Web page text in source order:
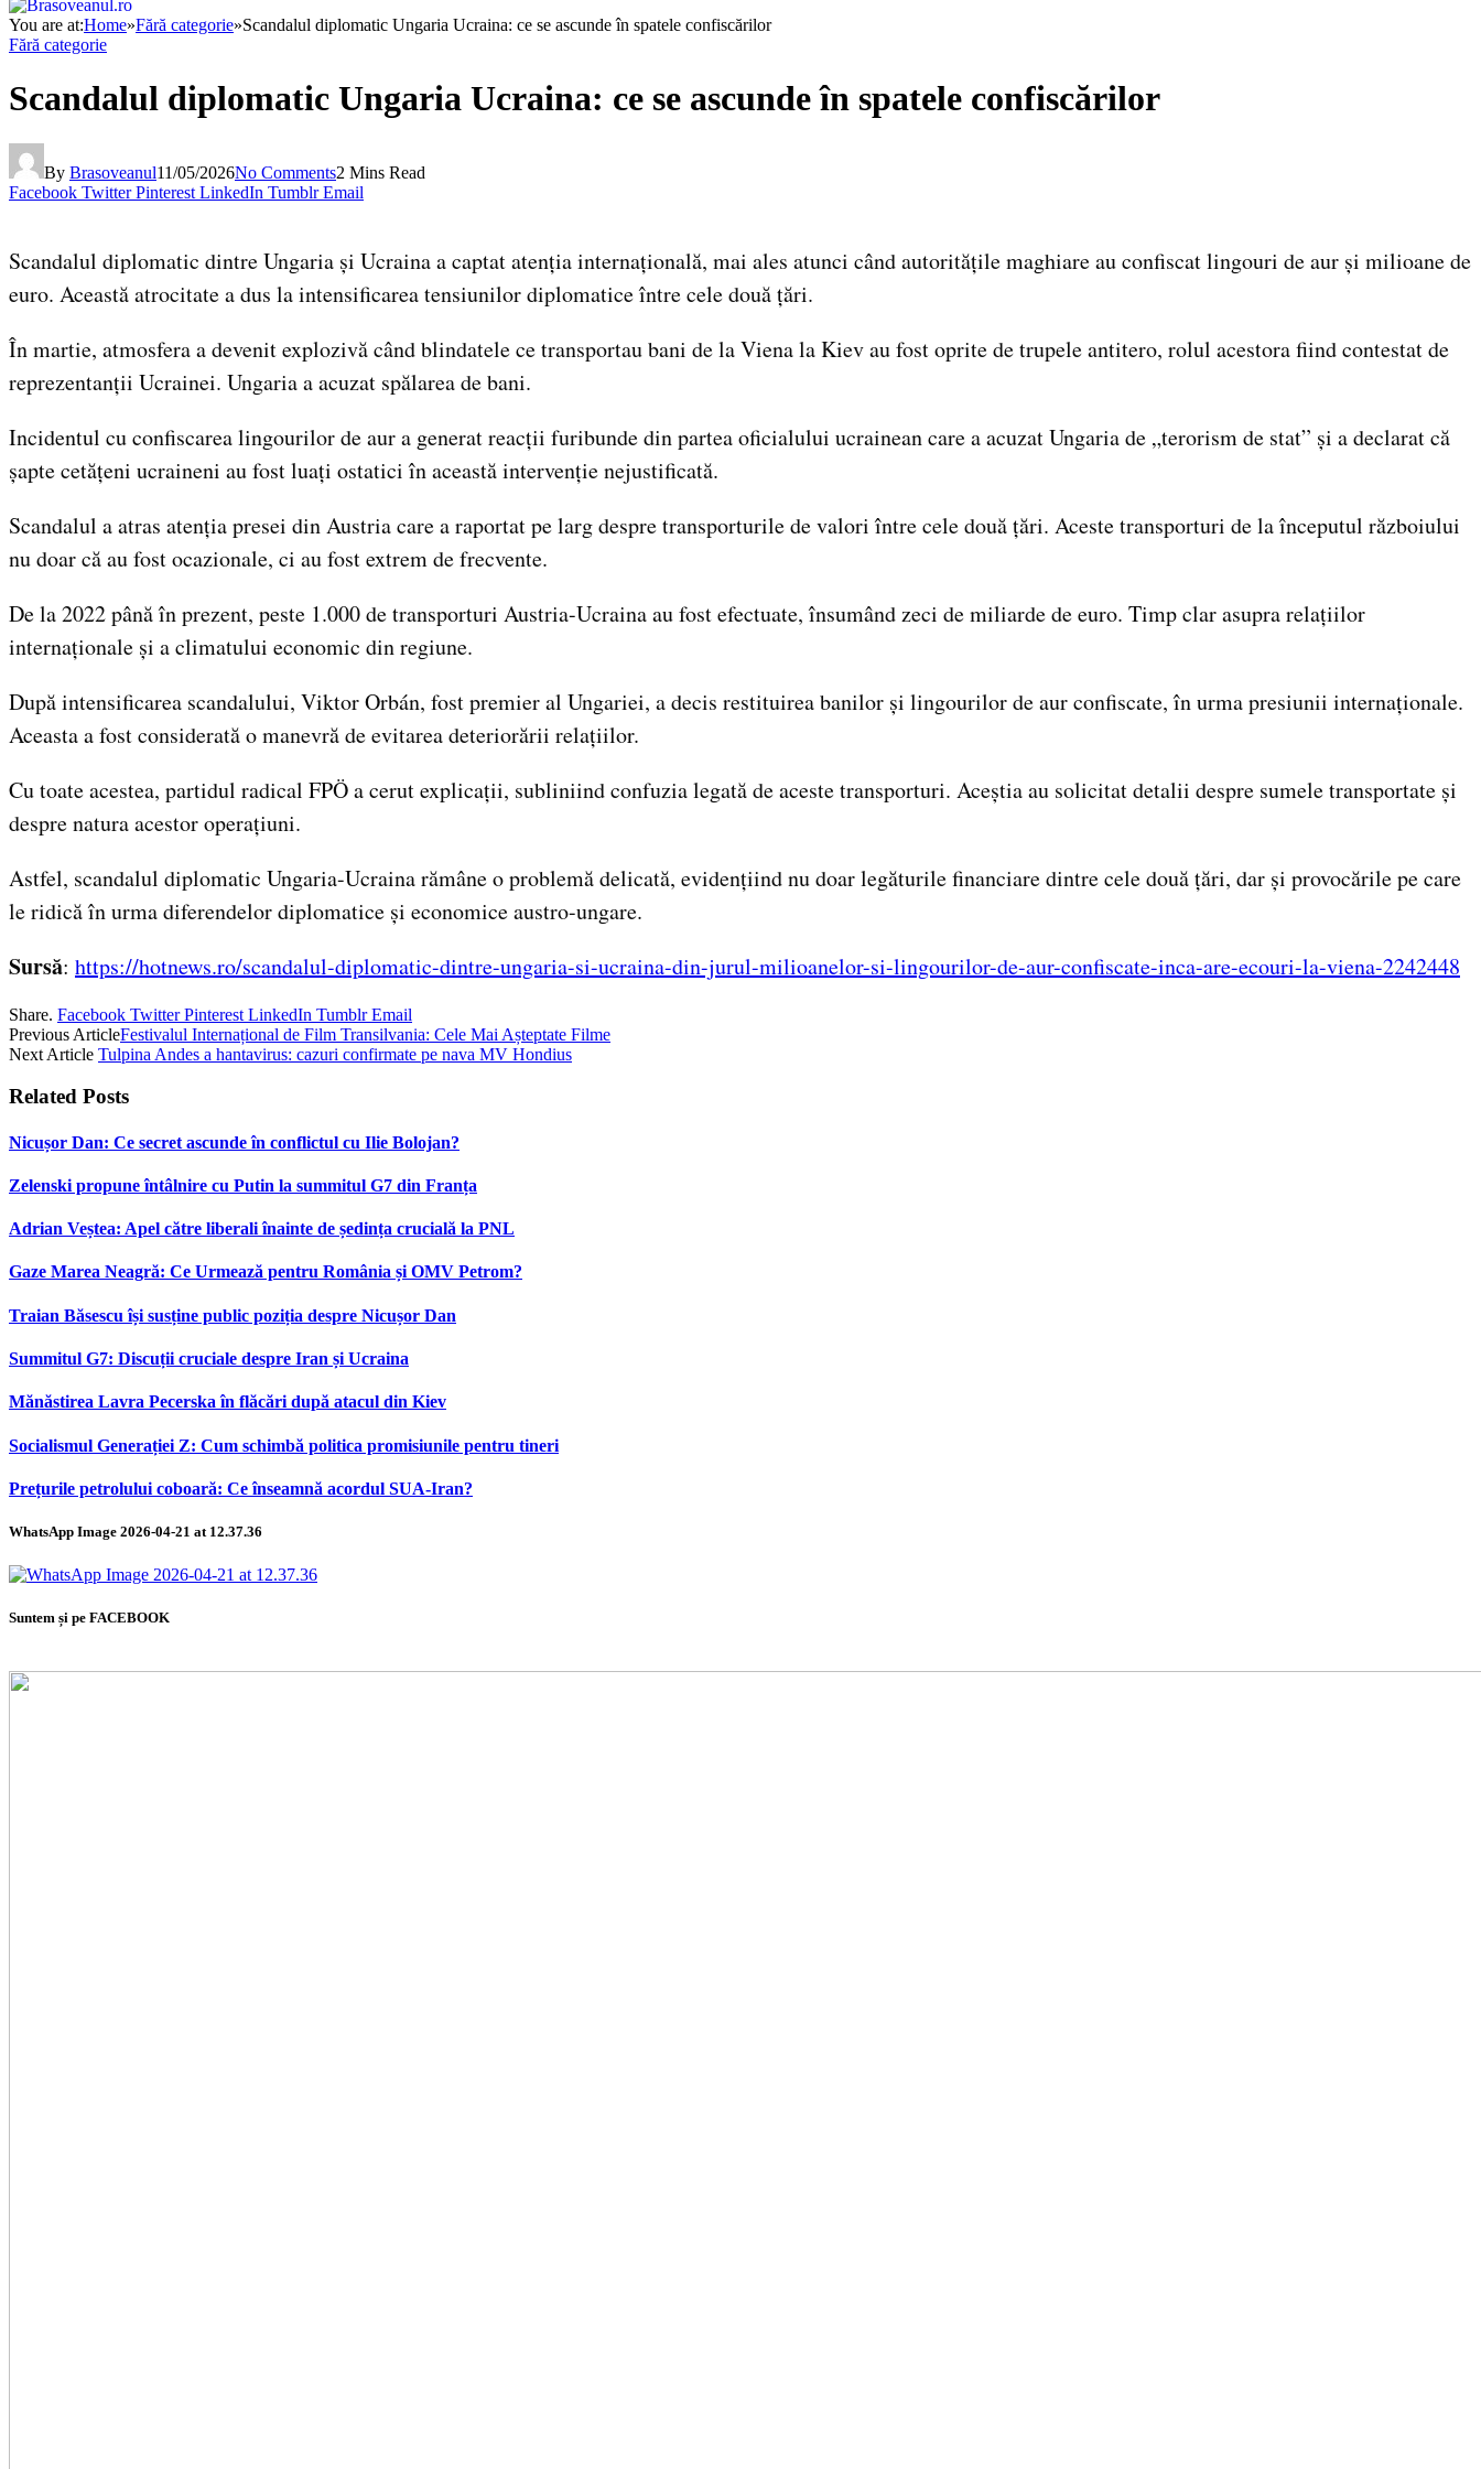
You are at:Home»Fără categorie»Scandalul diplomatic Ungaria Ucraina: ce se ascunde în spatele confiscărilor
Fără categorie
Scandalul diplomatic Ungaria Ucraina: ce se ascunde în spatele confiscărilor
By Brasoveanul11/05/2026No Comments2 Mins Read
Facebook Twitter Pinterest LinkedIn Tumblr Email
Scandalul diplomatic dintre Ungaria și Ucraina a captat atenția internațională, mai ales atunci când autoritățile maghiare au confiscat lingouri de aur și milioane de
euro. Această atrocitate a dus la intensificarea tensiunilor diplomatice între cele două țări.
În martie, atmosfera a devenit explozivă când blindatele ce transportau bani de la Viena la Kiev au fost oprite de trupele antitero, rolul acestora fiind contestat de
reprezentanții Ucrainei. Ungaria a acuzat spălarea de bani.
Incidentul cu confiscarea lingourilor de aur a generat reacții furibunde din partea oficialului ucrainean care a acuzat Ungaria de „terorism de stat” și a declarat că
șapte cetățeni ucraineni au fost luați ostatici în această intervenție nejustificată.
Scandalul a atras atenția presei din Austria care a raportat pe larg despre transporturile de valori între cele două țări. Aceste transporturi de la începutul războiului
nu doar că au fost ocazionale, ci au fost extrem de frecvente.
De la 2022 până în prezent, peste 1.000 de transporturi Austria-Ucraina au fost efectuate, însumând zeci de miliarde de euro. Timp clar asupra relațiilor
internaționale și a climatului economic din regiune.
După intensificarea scandalului, Viktor Orbán, fost premier al Ungariei, a decis restituirea banilor și lingourilor de aur confiscate, în urma presiunii internaționale.
Aceasta a fost considerată o manevră de evitarea deteriorării relațiilor.
Cu toate acestea, partidul radical FPÖ a cerut explicații, subliniind confuzia legată de aceste transporturi. Aceștia au solicitat detalii despre sumele transportate și
despre natura acestor operațiuni.
Astfel, scandalul diplomatic Ungaria-Ucraina rămâne o problemă delicată, evidențiind nu doar legăturile financiare dintre cele două țări, dar și provocările pe care
le ridică în urma diferendelor diplomatice și economice austro-ungare.
Sursă: https://hotnews.ro/scandalul-diplomatic-dintre-ungaria-si-ucraina-din-jurul-milioanelor-si-lingourilor-de-aur-confiscate-inca-are-ecouri-la-viena-2242448
Share. Facebook Twitter Pinterest LinkedIn Tumblr Email
Previous ArticleFestivalul Internațional de Film Transilvania: Cele Mai Așteptate Filme
Next Article Tulpina Andes a hantavirus: cazuri confirmate pe nava MV Hondius
Related Posts
Nicușor Dan: Ce secret ascunde în conflictul cu Ilie Bolojan?
Zelenski propune întâlnire cu Putin la summitul G7 din Franța
Adrian Veștea: Apel către liberali înainte de ședința crucială la PNL
Gaze Marea Neagră: Ce Urmează pentru România și OMV Petrom?
Traian Băsescu își susține public poziția despre Nicușor Dan
Summitul G7: Discuții cruciale despre Iran și Ucraina
Mănăstirea Lavra Pecerska în flăcări după atacul din Kiev
Socialismul Generației Z: Cum schimbă politica promisiunile pentru tineri
Prețurile petrolului coboară: Ce înseamnă acordul SUA-Iran?
WhatsApp Image 2026-04-21 at 12.37.36
Suntem și pe FACEBOOK